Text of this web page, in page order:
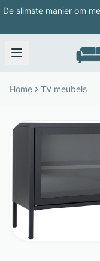
De slimste manier om
Home TV meubels